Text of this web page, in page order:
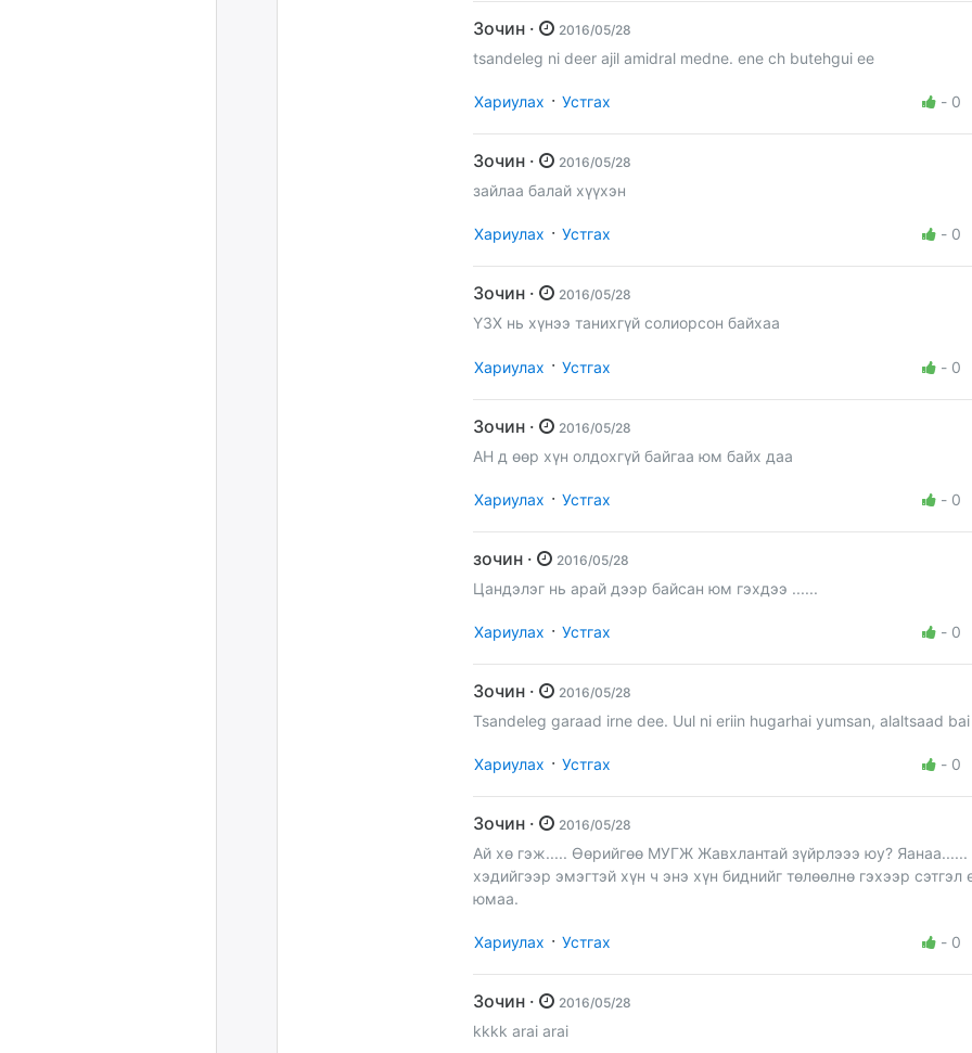
Зочин · 2016/05/28
tsandeleg ni deer ajil amidral medne. ene ch butehgui ee
Хариулах · Устгах - 0
Зочин · 2016/05/28
зайлаа балай хүүхэн
Хариулах · Устгах - 0
Зочин · 2016/05/28
ҮЗХ нь хүнээ танихгүй солиорсон байхаа
Хариулах · Устгах - 0
Зочин · 2016/05/28
АН д өөр хүн олдохгүй байгаа юм байх даа
Хариулах · Устгах - 0
зочин · 2016/05/28
Цандэлэг нь арай дээр байсан юм гэхдээ ......
Хариулах · Устгах - 0
Зочин · 2016/05/28
Tsandeleg garaad irne dee. Uul ni eriin hugarhai yumsan, alaltsaad bai
Хариулах · Устгах - 0
Зочин · 2016/05/28
Ай хө гэж..... Өөрийгөө МУГЖ Жавхлантай зүйрлэээ юу? Яанаа......
хэдийгээр эмэгтэй хүн ч энэ хүн биднийг төлөөлнө гэхээр сэтгэл
юмаа.
Хариулах · Устгах - 0
Зочин · 2016/05/28
kkkk arai arai